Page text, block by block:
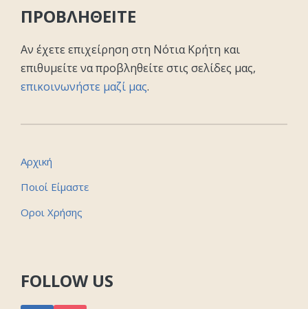
ΠΡΟΒΛΗΘΕΙΤΕ
Αν έχετε επιχείρηση στη Νότια Κρήτη και
επιθυμείτε να προβληθείτε στις σελίδες μας,
επικοινωνήστε μαζί μας.
Αρχική
Ποιοί Είμαστε
Οροι Χρήσης
FOLLOW US